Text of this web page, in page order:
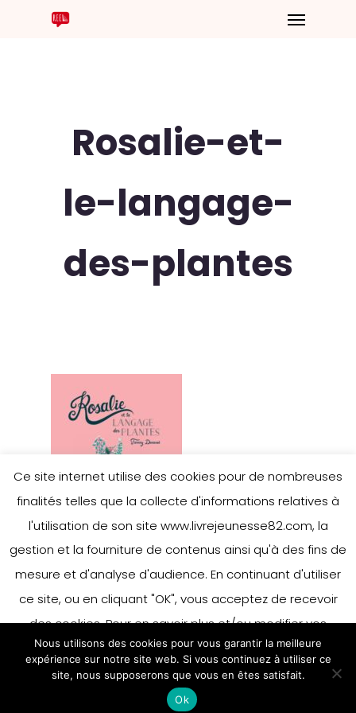
Rosalie-et-
le-langage-
des-plantes
Ce site internet utilise des cookies pour de nombreuses
finalités telles que la collecte d'informations relatives à
l'utilisation de son site www.livrejeunesse82.com, la
gestion et la fourniture de contenus ainsi qu'à des fins de
mesure et d'analyse d'audience. En continuant d'utiliser
ce site, ou en cliquant "OK", vous acceptez de recevoir
des cookies. Pour en savoir plus et/ou modifier vos
préférences en matière de cookies, merci de vous référer
à notre politique sur les cookies.
Accepter
En savoir plus
Nous utilisons des cookies pour vous garantir la meilleure
expérience sur notre site web. Si vous continuez à utiliser ce
site, nous supposerons que vous en êtes satisfait.
Ok